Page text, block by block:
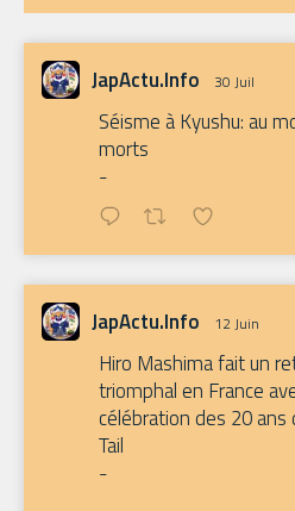
JapActu.Info 30 Juil
Séisme à Kyushu: au
morts
-
JapActu.Info 12 Juin
Hiro Mashima fait un
triomphal en France
célébration des 20 ans
Tail
-